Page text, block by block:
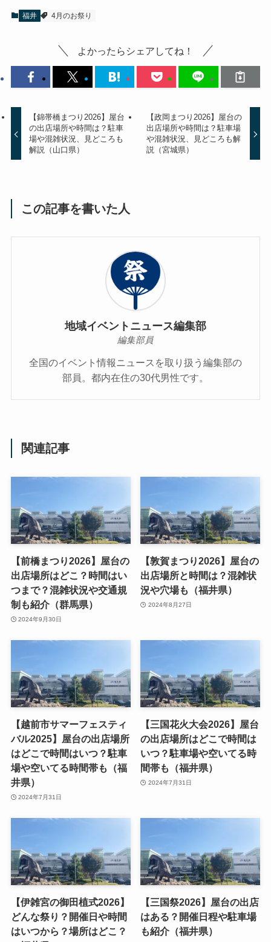
福井 4月のお祭り
よかったらシェアしてね！
【錦帯橋まつり2026】屋台
の出店場所や時間は？駐車
場や混雑状況、見どころも
解説（山口県）
【政岡まつり2026】屋台の
出店場所や時間は？駐車場
や混雑状況、見どころも解
説（宮城県）
この記事を書いた人
地域イベントニュース編集部
編集部員
全国のイベント情報ニュースを取り扱う編集部の
部員。都内在住の30代男性です。
関連記事
【前橋まつり2026】屋台の
出店場所はどこ？時間はい
つまで？混雑状況や交通規
制も紹介（群馬県）
2024年9月30日
【敦賀まつり2026】屋台の
出店場所と時間は？混雑状
況や穴場も（福井県）
2024年8月27日
【越前市サマーフェスティ
バル2025】屋台の出店場所
はどこで時間はいつ？駐車
場や空いてる時間帯も（福
井県）
2024年7月31日
【三国花火大会2026】屋台
の出店場所はどこで時間は
いつ？駐車場や空いてる時
間帯も（福井県）
2024年7月31日
【伊雑宮の御田植式2026】
どんな祭り？開催日や時間
はいつから？場所はどこ？
【三国祭2026】屋台の出店
はある？開催日程や駐車場
も紹介（福井県）